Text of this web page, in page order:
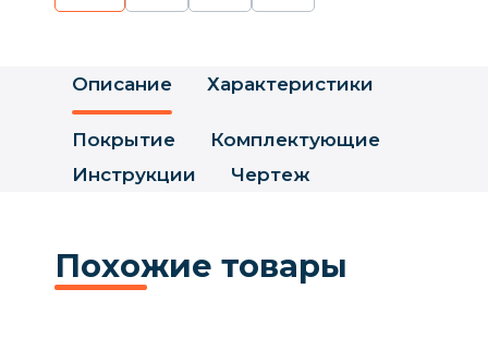
Описание Характеристики
Покрытие
Комплектующие
Инструкции
Чертеж
Похожие товары